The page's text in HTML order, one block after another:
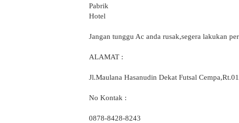
Pabrik
Hotel
Jangan tunggu Ac anda rusak,segera lakukan
ALAMAT :
Jl.Maulana Hasanudin Dekat Futsal
No Kontak :
0878-8428-8243